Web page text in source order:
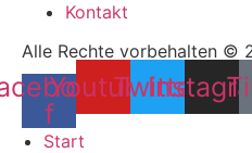
Kontakt
Alle Rechte vorbehalten ©
f
YoutubeTwitter
Start